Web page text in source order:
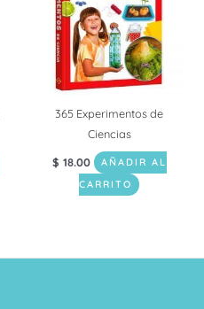
365 Experimentos de
Ciencias
$ 18.00
AÑADIR AL
CARRITO